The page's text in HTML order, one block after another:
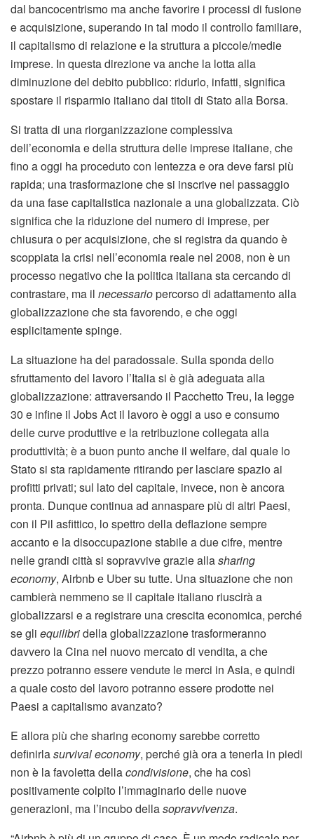
dal bancocentrismo ma anche favorire i processi di fusione
e acquisizione, superando in tal modo il controllo familiare,
il capitalismo di relazione e la struttura a piccole/medie
imprese. In questa direzione va anche la lotta alla
diminuzione del debito pubblico: ridurlo, infatti, significa
spostare il risparmio italiano dai titoli di Stato alla Borsa.
Si tratta di una riorganizzazione complessiva
dell’economia e della struttura delle imprese italiane, che
fino a oggi ha proceduto con lentezza e ora deve farsi più
rapida; una trasformazione che si inscrive nel passaggio
da una fase capitalistica nazionale a una globalizzata. Ciò
significa che la riduzione del numero di imprese, per
chiusura o per acquisizione, che si registra da quando è
scoppiata la crisi nell’economia reale nel 2008, non è un
processo negativo che la politica italiana sta cercando di
contrastare, ma il necessariopercorso di adattamento alla
globalizzazione che sta favorendo, e che oggi
esplicitamente spinge.
La situazione ha del paradossale. Sulla sponda dello
sfruttamento del lavoro l’Italia si è già adeguata alla
globalizzazione: attraversando il Pacchetto Treu, la legge
30 e infine il Jobs Act il lavoro è oggi a uso e consumo
delle curve produttive e la retribuzione collegata alla
produttività; è a buon punto anche il welfare, dal quale lo
Stato si sta rapidamente ritirando per lasciare spazio ai
profitti privati; sul lato del capitale, invece, non è ancora
pronta. Dunque continua ad annaspare più di altri Paesi,
con il Pil asfittico, lo spettro della deflazione sempre
accanto e la disoccupazione stabile a due cifre, mentre
nelle grandi città si sopravvive grazie allasharing
economy, Airbnb e Uber su tutte. Una situazione che non
cambierà nemmeno se il capitale italiano riuscirà a
globalizzarsi e a registrare una crescita economica, perché
se gli equilibridella globalizzazione trasformeranno
davvero la Cina nel nuovo mercato di vendita, a che
prezzo potranno essere vendute le merci in Asia, e quindi
a quale costo del lavoro potranno essere prodotte nei
Paesi a capitalismo avanzato?
E allora più che sharing economy sarebbe corretto
definirlasurvival economy, perché già ora a tenerla in piedi
non è la favoletta dellacondivisione, che ha così
positivamente colpito l’immaginario delle nuove
generazioni, ma l’incubo dellasopravvivenza.